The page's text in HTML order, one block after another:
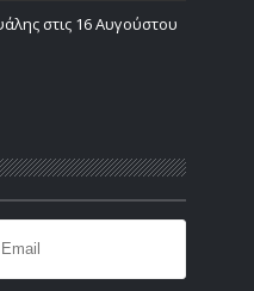
στις 16 Αυγούστου